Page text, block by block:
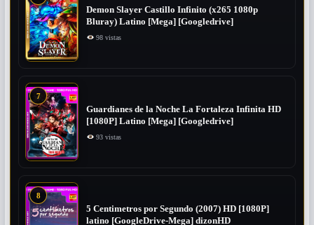
Demon Slayer Castillo Infinito (x265 1080p
Bluray) Latino [Mega] [Googledrive]
98 vistas
7
Guardianes de la Noche La Fortaleza Infinita HD
[1080P] Latino [Mega] [Googledrive]
93 vistas
8
5 Centimetros por Segundo (2007) ​HD [1080P]
latino [GoogleDrive-Mega] dizonHD